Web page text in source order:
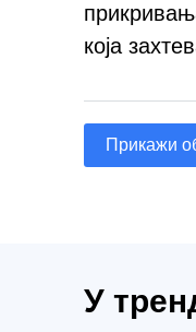
која
Прикажи
У